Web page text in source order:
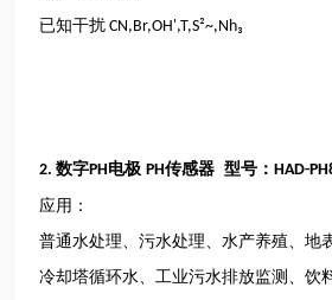
已知干扰 CN,Br,OH',T,S²~,Nh₃
2.数字PH 电极 PH传感器 型号：HAD-
应用：
普通水处理、污水处理、水产养殖、地
冷却塔循环水、工业污水排放监测、饮